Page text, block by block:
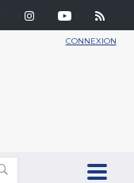
CONNEXION